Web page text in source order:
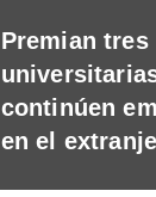
Premian
continúen
en el